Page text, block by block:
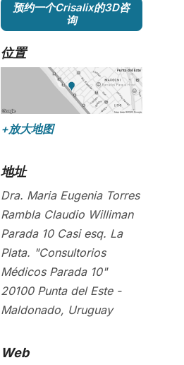
预约一个Crisalix的3D咨
询
位置
+放大地图
地址
Dra. Maria Eugenia Torres
Rambla Claudio Williman
Parada 10 Casi esq. La
Plata. "Consultorios
Médicos Parada 10"
20100 Punta del Este -
Maldonado, Uruguay
Web